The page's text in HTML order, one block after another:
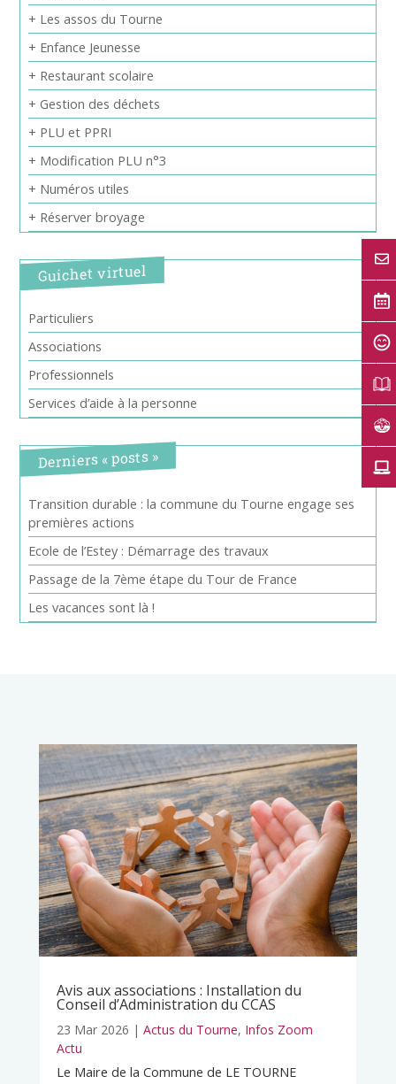
+ Les assos du Tourne
+ Enfance Jeunesse
+ Restaurant scolaire
+ Gestion des déchets
+ PLU et PPRI
+ Modification PLU n°3
+ Numéros utiles
+ Réserver broyage
Guichet virtuel
Particuliers
Associations
Professionnels
Services d’aide à la personne
Derniers « posts »
Transition durable : la commune du Tourne engage ses
premières actions
Ecole de l’Estey : Démarrage des travaux
Passage de la 7ème étape du Tour de France
Les vacances sont là !
Avis aux associations : Installation du
Conseil d’Administration du CCAS
23 Mar 2026 | Actus du Tourne, Infos Zoom
Actu
Le Maire de la Commune de LE TOURNE